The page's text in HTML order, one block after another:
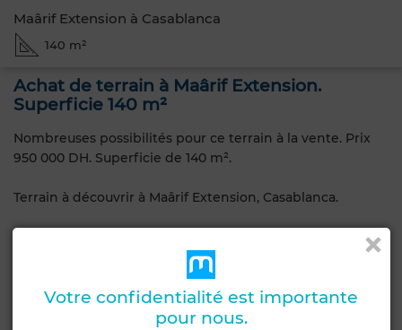
Maârif Extension à Casablanca
140 m²
Achat de terrain à Maârif Extension.
Superficie 140 m²
Nombreuses possibilités pour ce terrain à la vente. Prix
950 000 DH. Superficie de 140 m².
Terrain à découvrir à Maârif Extension, Casablanca.
Type de bien
Commercial,
Groupement
Votre confidentialité est importante
pour nous.